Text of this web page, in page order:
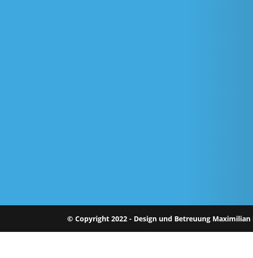
© Copyright 2022 - Design und Betreuung